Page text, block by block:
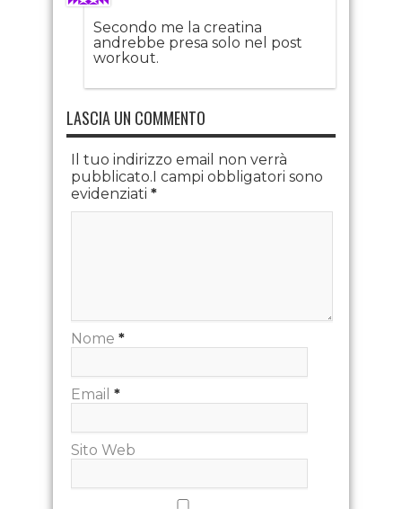
Secondo me la creatina
andrebbe presa solo nel post
workout.
LASCIA UN COMMENTO
Il tuo indirizzo email non verrà
pubblicato.I campi obbligatori sono
evidenziati *
Nome *
Email *
Sito Web